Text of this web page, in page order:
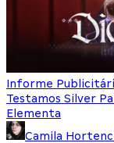
Informe
Testamos Silver
Elementa
Camila